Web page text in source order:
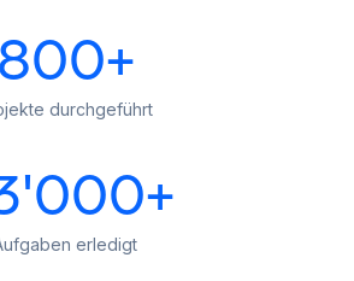
800+
durchgeführt
erledigt